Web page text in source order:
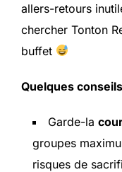
allers-retours
chercher Tonton
buffet
Quelques
Garde-la
groupes
risques de